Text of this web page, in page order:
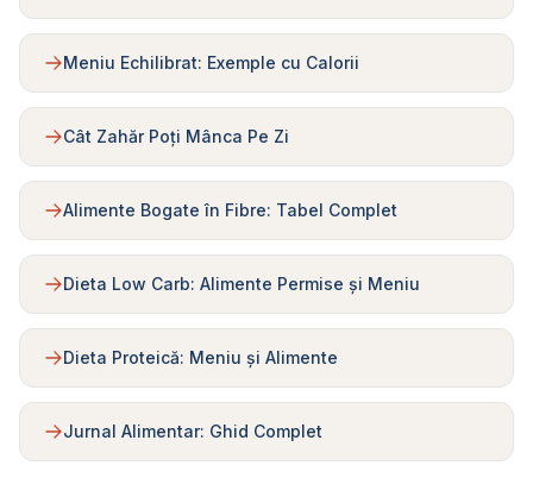
Meniu Echilibrat: Exemple cu Calorii
Cât Zahăr Poți Mânca Pe Zi
Alimente Bogate în Fibre: Tabel Complet
Dieta Low Carb: Alimente Permise și Meniu
Dieta Proteică: Meniu și Alimente
Jurnal Alimentar: Ghid Complet